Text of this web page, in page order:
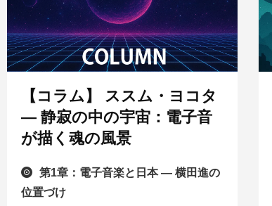
【コラム】 ススム・ヨコタ
— 静寂の中の宇宙：電子音
が描く魂の風景
第1章：電子音楽と日本 — 横田進の
位置づけ